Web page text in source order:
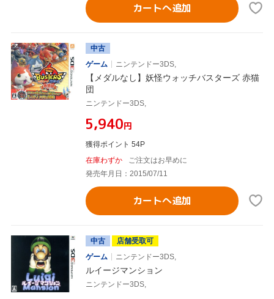
カートへ追加
中古
ゲーム
ニンテンドー3DS,
【メダルなし】妖怪ウォッチバスターズ 赤猫
団
ニンテンドー3DS,
¥5,940円
獲得ポイント 54P
在庫わずか
ご注文はお早めに
発売年月日：2015/07/11
カートへ追加
中古
店舗受取可
ゲーム
ニンテンドー3DS,
ルイージマンション
ニンテンドー3DS,